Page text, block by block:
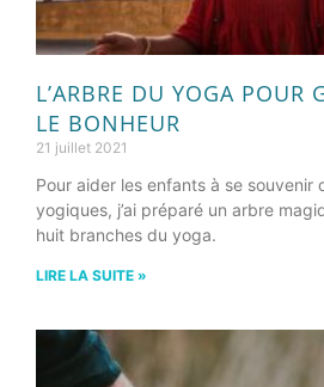
L’ARBRE DU YOGA POUR
LE BONHEUR
21 juillet 2021
Pour aider les enfants à se souvenir
yogiques, j’ai préparé un arbre
huit branches du yoga.
LIRE LA SUITE »